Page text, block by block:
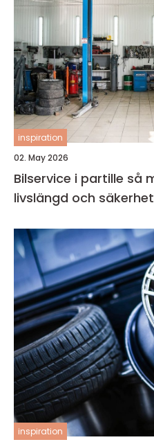
inspiration
02. May 2026
Bilservice i partille så maxar du bilens
livslängd och säkerhet
inspiration